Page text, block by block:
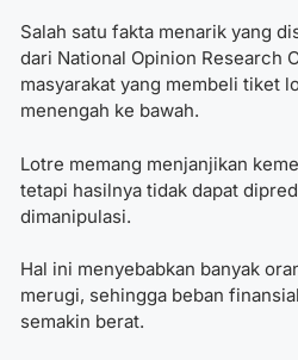
Salah satu fakta menarik yang
dari National Opinion Research
masyarakat yang membeli tiket
menengah ke bawah.
Lotre memang menjanjikan
tetapi hasilnya tidak dapat
dimanipulasi.
Hal ini menyebabkan banyak
merugi, sehingga beban
semakin berat.